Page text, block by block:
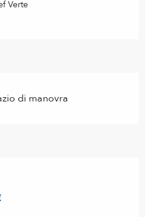
Verte
di manovra